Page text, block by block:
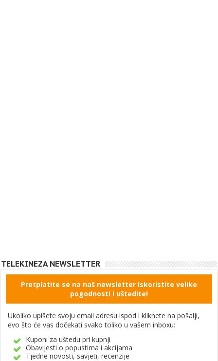
TELEKINEZA NEWSLETTER
Pretplatite se na naš newsletter Iskoristite velike
pogodnosti i uštedite!
Ukoliko upišete svoju email adresu ispod i kliknete na pošalji,
evo što će vas dočekati svako toliko u vašem inboxu:
Kuponi za uštedu pri kupnji
Obavijesti o popustima i akcijama
Tjedne novosti, savjeti, recenzije